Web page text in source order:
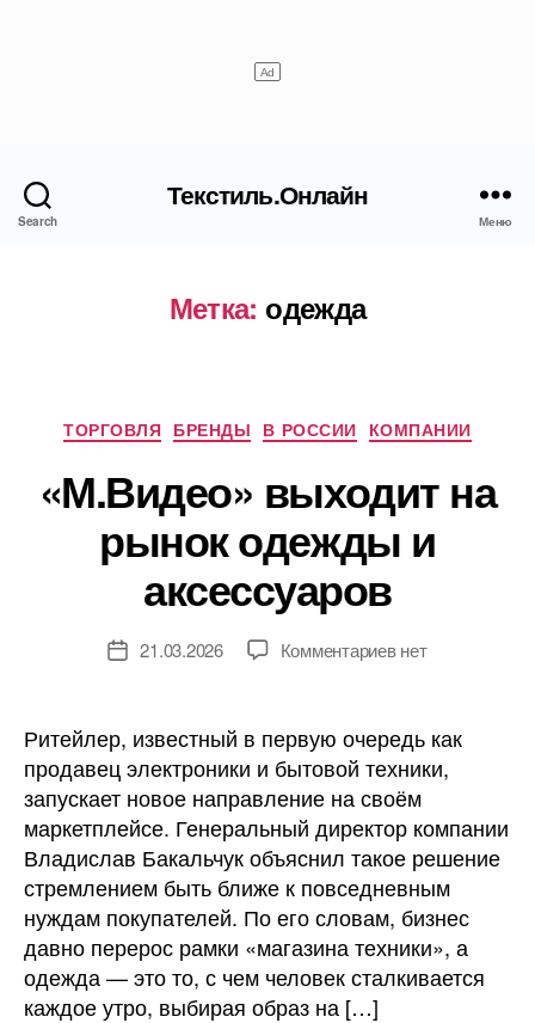
Search
Текстиль.Онлайн
Меню
Метка: одежда
Рубрики
ТОРГОВЛЯ БРЕНДЫ В РОССИИ КОМПАНИИ
«М.Видео» выходит на
рынок одежды и
аксессуаров
Дата21.03.2026 Комментариевк
на
рынок
одежды
и
аксессуаров
нет
Ритейлер, известный в первую очередь как
продавец электроники и бытовой техники,
запускает новое направление на своём
маркетплейсе. Генеральный директор компании
Владислав Бакальчук объяснил такое решение
стремлением быть ближе к повседневным
нуждам покупателей. По его словам, бизнес
давно перерос рамки «магазина техники», а
одежда — это то, с чем человек сталкивается
каждое утро, выбирая образ на […]